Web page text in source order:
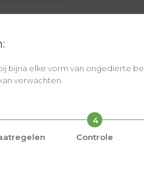
bijna elke vorm van ongedierte
verwachten.
4
Controle